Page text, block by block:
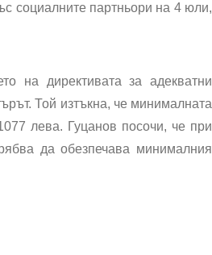
социалните партньори на 4 юли,
на директивата за адекватни
Той изтъкна, че минималната
лева. Гуцанов посочи, че при
да обезпечава минималния